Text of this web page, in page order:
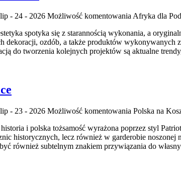
- 24 - 2026 Możliwość komentowania Afryka dla
spotyka się z starannością wykonania, a
dekoracji, ozdób, a także produktów wykonywanych
do tworzenia kolejnych projektów są aktualne
- 23 - 2026 Możliwość komentowania Polska na
i polska tożsamość wyrażona poprzez styl
historycznych, lecz również w garderobie noszonej
również subtelnym znakiem przywiązania do